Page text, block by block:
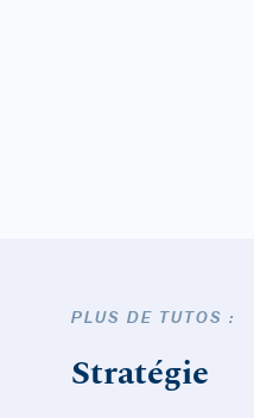
PLUS DE TUTOS :
Stratégie